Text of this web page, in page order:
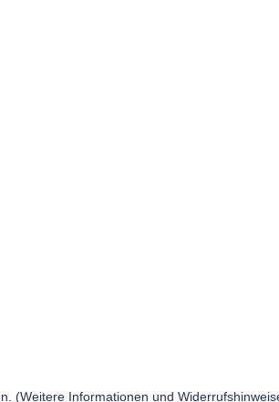
(Weitere Informationen und